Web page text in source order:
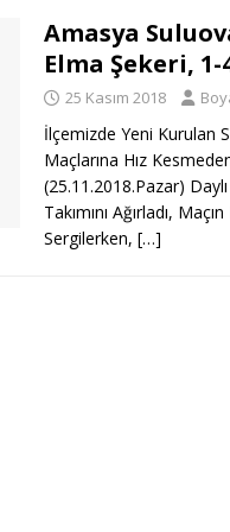
Amasya
Elma Şekeri,
25 Kasım 2018
İlçemizde Yeni Kurulan
Maçlarına Hız
(25.11.2018.Pazar)
Takımını Ağırladı,
Sergilerken, […]